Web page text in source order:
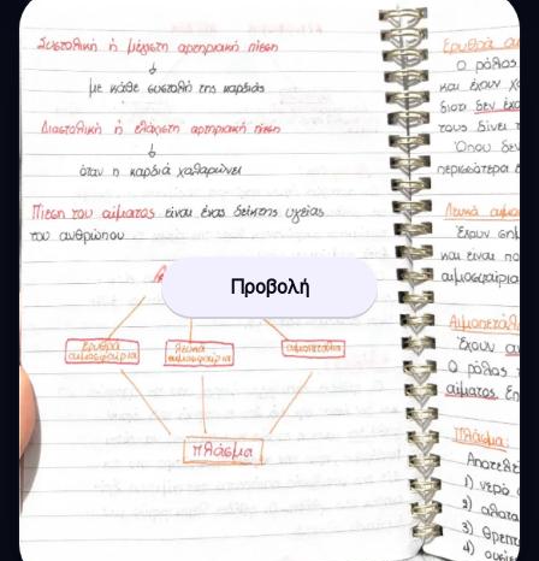
Προβολή